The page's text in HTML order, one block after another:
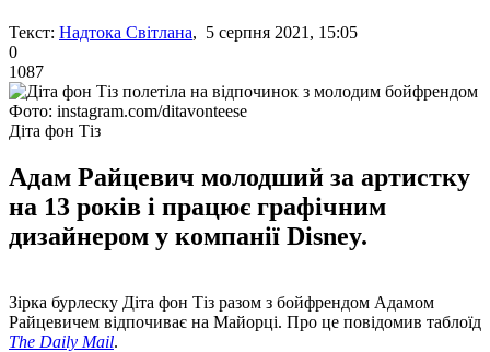
Текст: Надтока Світлана, 5 серпня 2021, 15:05
0
1087
Фото: instagram.com/ditavonteese
Діта фон Тіз
Адам Райцевич молодший за артистку
на 13 років і працює графічним
дизайнером у компанії Disney.
Зірка бурлеску Діта фон Тіз разом з бойфрендом Адамом
Райцевичем відпочиває на Майорці. Про це повідомив таблоїд
The Daily Mail.